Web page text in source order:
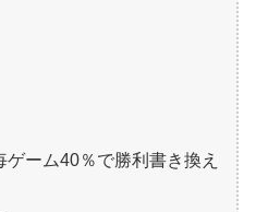
ーム40％で勝利書き換え